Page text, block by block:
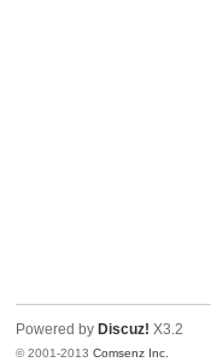
Powered by Discuz! X3.2
© 2001-2013Comsenz Inc.